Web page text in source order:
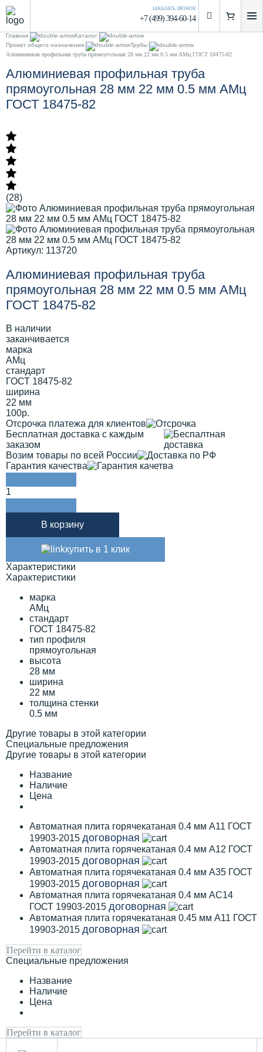
ЗАКАЗАТЬ ЗВОНОК
+7 (499) 394-60-14
Главная
Каталог
Прокат общего назначения
Трубы
Алюминиевая профильная труба прямоугольная 28 мм 22 мм 0.5 мм АМц ГОСТ 18475-82
Алюминиевая профильная труба
прямоугольная 28 мм 22 мм 0.5 мм АМц
ГОСТ 18475-82
(28)
Артикул: 113720
Алюминиевая профильная труба
прямоугольная 28 мм 22 мм 0.5 мм АМц
ГОСТ 18475-82
В наличии
заканчивается
марка
АМц
стандарт
ГОСТ 18475-82
ширина
22 мм
100р.
Отсрочка платежа для клиентов
Бесплатная доставка с каждым
заказом
Возим товары по всей России
Гарантия качества
1
В корзину
купить в 1 клик
Характеристики
Характеристики
марка
АМц
стандарт
ГОСТ 18475-82
тип профиля
прямоугольная
высота
28 мм
ширина
22 мм
толщина стенки
0.5 мм
Другие товары в этой категории
Специальные предложения
Другие товары в этой категории
Название
Наличие
Цена
Автоматная плита горячекатаная 0.4 мм А11 ГОСТ
19903-2015 договорная
Автоматная плита горячекатаная 0.4 мм А12 ГОСТ
19903-2015 договорная
Автоматная плита горячекатаная 0.4 мм А35 ГОСТ
19903-2015 договорная
Автоматная плита горячекатаная 0.4 мм АС14
ГОСТ 19903-2015 договорная
Автоматная плита горячекатаная 0.45 мм А11 ГОСТ
19903-2015 договорная
Перейти в каталог
Специальные предложения
Название
Наличие
Цена
Перейти в каталог